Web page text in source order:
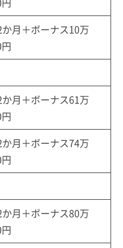
月＋ボーナス10万
月＋ボーナス61万
月＋ボーナス74万
月＋ボーナス80万